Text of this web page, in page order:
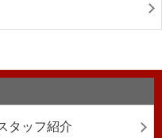
タッフ紹介